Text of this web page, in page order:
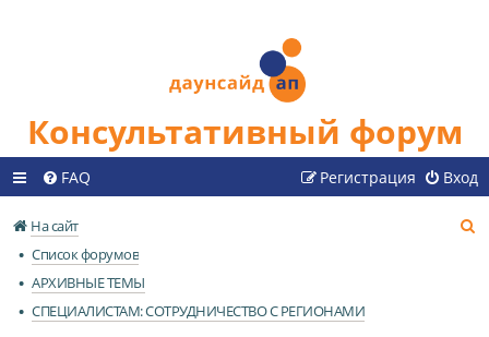
Консультативный форум
FAQ Вход
Регистрация
На сайт
Список форумов
АРХИВНЫЕ ТЕМЫ
СПЕЦИАЛИСТАМ: СОТРУДНИЧЕСТВО С РЕГИОНАМИ